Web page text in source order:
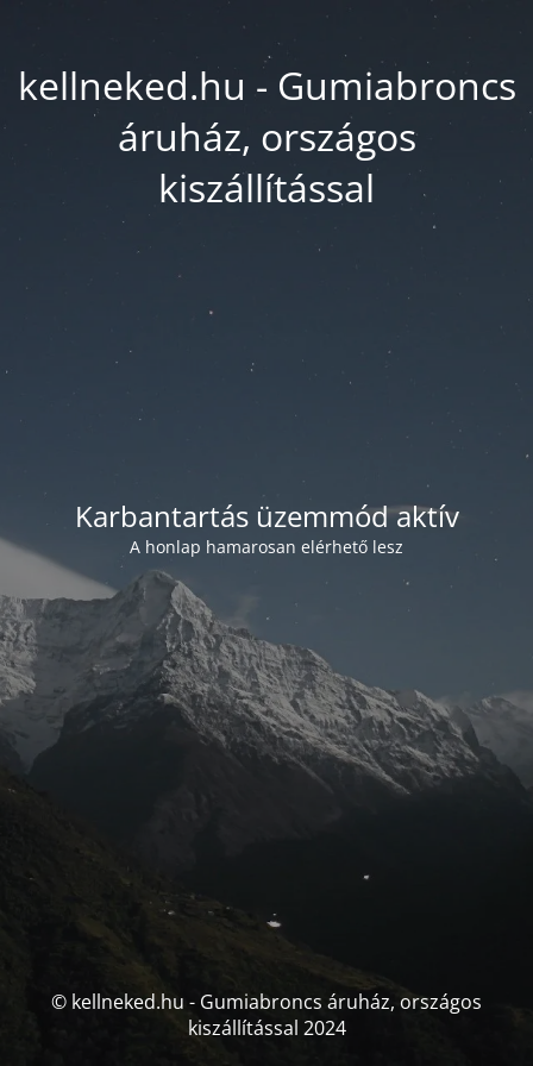
kellneked.hu - Gumiabroncs
áruház, országos
kiszállítással
Karbantartás üzemmód aktív
A honlap hamarosan elérhető lesz
© kellneked.hu - Gumiabroncs áruház, országos
kiszállítással 2024